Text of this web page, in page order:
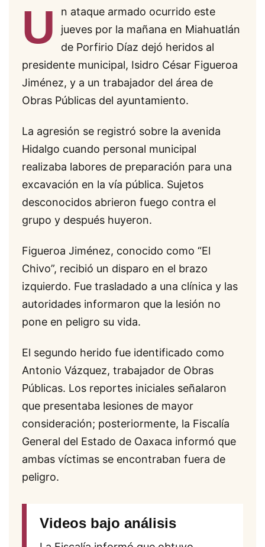
U
n ataque armado ocurrido este
jueves por la mañana en Miahuatlán
de Porfirio Díaz dejó heridos al
presidente municipal, Isidro César Figueroa
Jiménez, y a un trabajador del área de
Obras Públicas del ayuntamiento.
La agresión se registró sobre la avenida
Hidalgo cuando personal municipal
realizaba labores de preparación para una
excavación en la vía pública. Sujetos
desconocidos abrieron fuego contra el
grupo y después huyeron.
Figueroa Jiménez, conocido como “El
Chivo”, recibió un disparo en el brazo
izquierdo. Fue trasladado a una clínica y las
autoridades informaron que la lesión no
pone en peligro su vida.
El segundo herido fue identificado como
Antonio Vázquez, trabajador de Obras
Públicas. Los reportes iniciales señalaron
que presentaba lesiones de mayor
consideración; posteriormente, la Fiscalía
General del Estado de Oaxaca informó que
ambas víctimas se encontraban fuera de
peligro.
Videos bajo análisis